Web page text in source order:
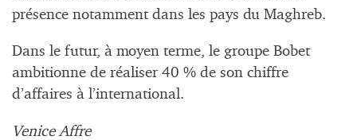
présence notamment dans les pays du Maghreb.
Dans le futur, à moyen terme, le groupe Bobet
ambitionne de réaliser 40 % de son chiffre
d’affaires à l’international.
Venice Affre